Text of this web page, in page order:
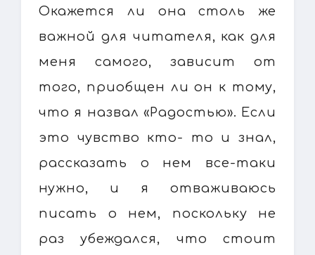
Окажется ли она столь же
важной для читателя, как для
меня самого, зависит от
того, приобщен ли он к тому,
что я назвал «Радостью». Если
это чувство кто- то и знал,
рассказать о нем все-таки
нужно, и я отваживаюсь
писать о нем, поскольку не
раз убеждался, что стоит